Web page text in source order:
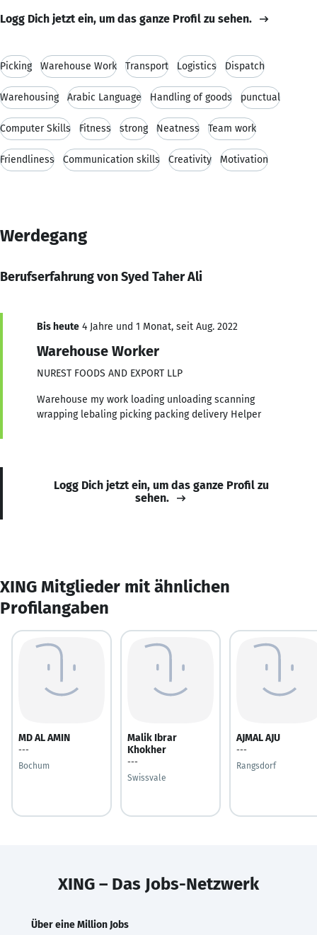
Logg Dich jetzt ein, um das ganze Profil zu sehen.
Picking Warehouse Work Transport Logistics Dispatch
Warehousing Arabic Language Handling of goods punctual
Computer Skills Fitness strong Neatness Team work
Friendliness Communication skills Creativity Motivation
Werdegang
Berufserfahrung von Syed Taher Ali
Bis heute 4 Jahre und 1 Monat, seit Aug. 2022
Warehouse Worker
NUREST FOODS AND EXPORT LLP
Warehouse my work loading unloading scanning
wrapping lebaling picking packing delivery Helper
Logg Dich jetzt ein, um das ganze Profil zu
sehen.
XING Mitglieder mit ähnlichen
Profilangaben
MD AL AMIN
---
Bochum
Malik Ibrar
Khokher
---
Swissvale
AJMAL AJU
---
Rangsdorf
XING – Das Jobs-Netzwerk
Über eine Million Jobs